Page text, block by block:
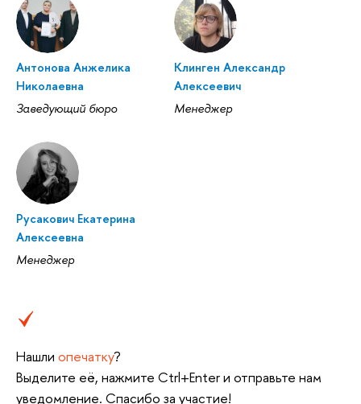
Антонова Анжелика
Николаевна
Заведующий бюро
Клинген Александр
Алексеевич
Менеджер
Русакович Екатерина
Алексеевна
Менеджер
Нашли опечатку?
Выделите её, нажмите Ctrl+Enter и отправьте нам
уведомление. Спасибо за участие!